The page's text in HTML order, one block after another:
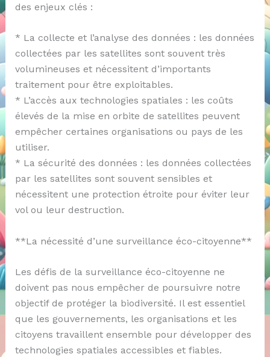
des enjeux clés :
* La collecte et l’analyse des données : les données
collectées par les satellites sont souvent très
volumineuses et nécessitent d’importants
traitement pour être exploitables.
* L’accès aux technologies spatiales : les coûts
élevés de la mise en orbite de satellites peuvent
empêcher certaines organisations ou pays de les
utiliser.
* La sécurité des données : les données collectées
par les satellites sont souvent sensibles et
nécessitent une protection étroite pour éviter leur
vol ou leur destruction.
**La nécessité d’une surveillance éco-citoyenne**
Les défis de la surveillance éco-citoyenne ne
doivent pas nous empêcher de poursuivre notre
objectif de protéger la biodiversité. Il est essentiel
que les gouvernements, les organisations et les
citoyens travaillent ensemble pour développer des
technologies spatiales accessibles et fiables.